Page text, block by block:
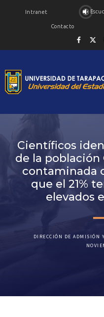
Intranet
Contacto
Científicos
de la
contaminada
que el 21%
elevados
DIRECCIÓN DE ADMISIÓN